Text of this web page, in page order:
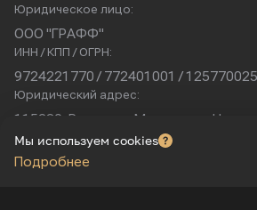
Юридическое лицо:
ООО "ГРАФФ"
ИНН / КПП / ОГРН:
9724221770 / 772401001 /
Юридический адрес:
115230, Россия, г. Москва, ул.
Физический адрес:
г. Москва, Нагатинская улица, 16к1с5
Мы используем cookies
Подробнее